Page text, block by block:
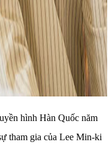
hình Hàn Quốc năm
tham gia của Lee Min-ki